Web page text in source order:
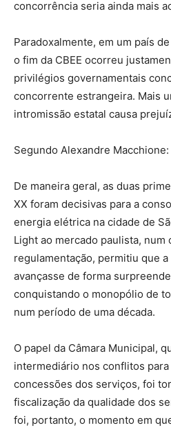
concorrência seria ainda mais
Paradoxalmente, em um país
o fim da CBEE ocorreu
privilégios governamentais
concorrente estrangeira. Mais
intromissão estatal causa
Segundo Alexandre Macchione:
De maneira geral, as duas
XX foram decisivas para a
energia elétrica na cidade de
Light ao mercado paulista, num
regulamentação, permitiu que
avançasse de forma
conquistando o monopólio de
num período de uma década.
O papel da Câmara Municipal,
intermediário nos conflitos para
concessões dos serviços, foi
fiscalização da qualidade dos
foi, portanto, o momento em